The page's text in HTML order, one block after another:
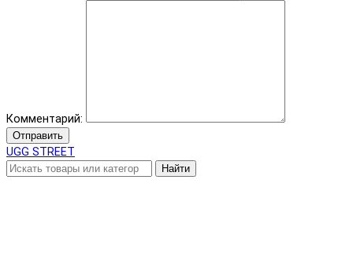
Комментарий:
Отправить
UGG STREET
Найти